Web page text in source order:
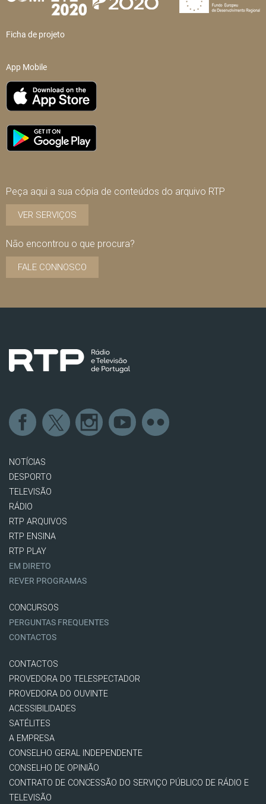
Ficha de projeto
App Mobile
Peça aqui a sua cópia de conteúdos do arquivo RTP
VER SERVIÇOS
Não encontrou o que procura?
FALE CONNOSCO
NOTÍCIAS
DESPORTO
TELEVISÃO
RÁDIO
RTP ARQUIVOS
RTP ENSINA
RTP PLAY
EM DIRETO
REVER PROGRAMAS
CONCURSOS
PERGUNTAS FREQUENTES
CONTACTOS
CONTACTOS
PROVEDORA DO TELESPECTADOR
PROVEDORA DO OUVINTE
ACESSIBILIDADES
SATÉLITES
A EMPRESA
CONSELHO GERAL INDEPENDENTE
CONSELHO DE OPINIÃO
CONTRATO DE CONCESSÃO DO SERVIÇO PÚBLICO DE RÁDIO E
TELEVISÃO